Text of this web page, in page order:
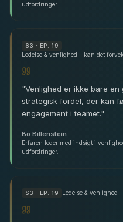
udfordringer.
S3 · EP. 19
"Venlighed er ikke bare
strategisk fordel, der kan
engagement i teamet."
Bo Billenstein
Erfaren leder med indsigt i
udfordringer.
S3 · EP. 19 Ledelse & venlighed